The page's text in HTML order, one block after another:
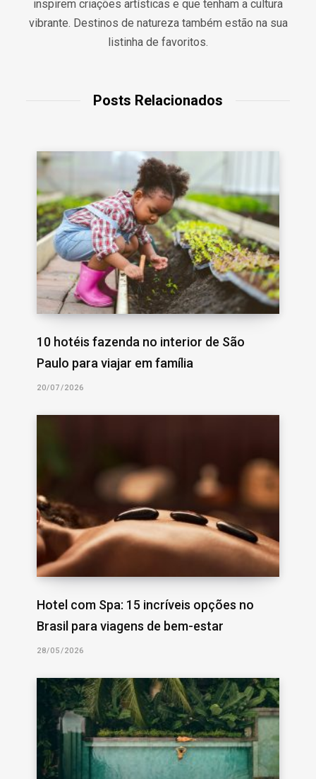
inspirem criações artísticas e que tenham a cultura
vibrante. Destinos de natureza também estão na sua
listinha de favoritos.
Posts Relacionados
10 hotéis fazenda no interior de São
Paulo para viajar em família
20/07/2026
Hotel com Spa: 15 incríveis opções no
Brasil para viagens de bem-estar
28/05/2026